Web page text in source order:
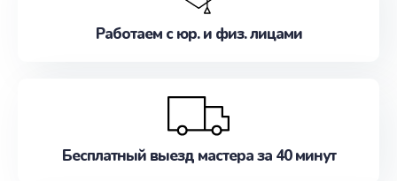
Работаем с юр. и физ. лицами
Бесплатный выезд мастера за 40 минут